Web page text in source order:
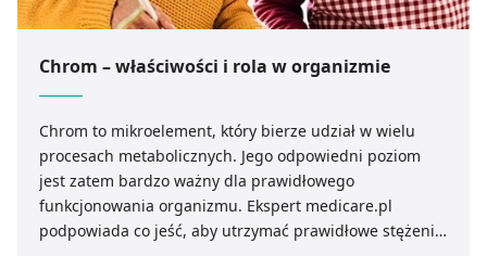
Chrom – właściwości i rola w organizmie
Chrom to mikroelement, który bierze udział w wielu
procesach metabolicznych. Jego odpowiedni poziom
jest zatem bardzo ważny dla prawidłowego
funkcjonowania organizmu. Ekspert medicare.pl
podpowiada co jeść, aby utrzymać prawidłowe stężenie